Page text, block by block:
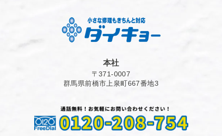
本社
〒371-0007
群馬県前橋市上泉町667番地3